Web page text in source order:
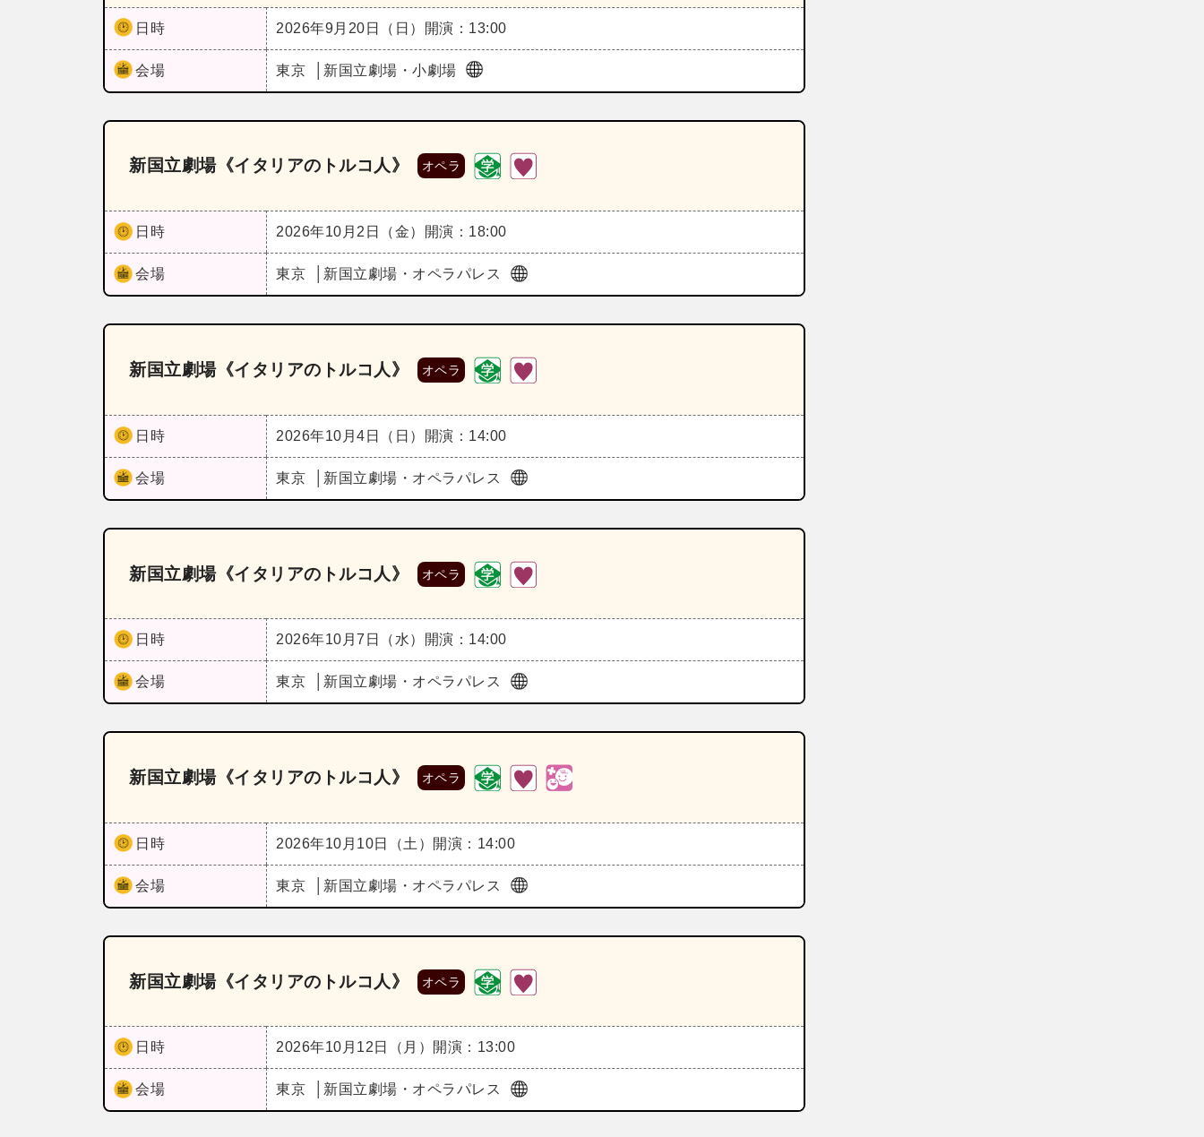
日時 2026年9月20日（日） 開演：13:00
会場 東京 新国立劇場・小劇場
新国立劇場《イタリアのトルコ人》 オペラ
日時 2026年10月2日（金） 開演：18:00
会場 東京 新国立劇場・オペラパレス
新国立劇場《イタリアのトルコ人》 オペラ
日時 2026年10月4日（日） 開演：14:00
会場 東京 新国立劇場・オペラパレス
新国立劇場《イタリアのトルコ人》 オペラ
日時 2026年10月7日（水） 開演：14:00
会場 東京 新国立劇場・オペラパレス
新国立劇場《イタリアのトルコ人》 オペラ
日時 2026年10月10日（土） 開演：14:00
会場 東京 新国立劇場・オペラパレス
新国立劇場《イタリアのトルコ人》 オペラ
日時 2026年10月12日（月） 開演：13:00
会場 東京 新国立劇場・オペラパレス